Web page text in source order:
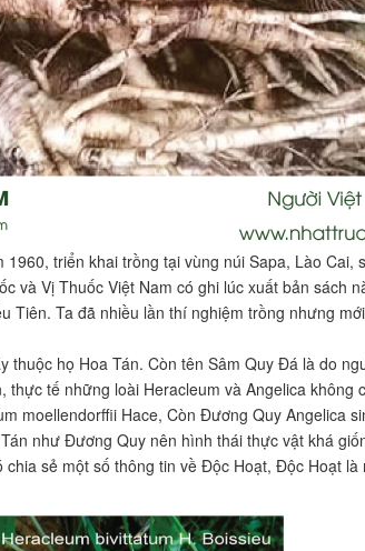
triển khai trồng tại vùng núi Sapa, Lào Cai,
và Vị Thuốc Việt Nam có ghi lúc xuất bản sách
Tiên. Ta đã nhiều lần thí nghiệm trồng nhưng
thuộc họ Hoa Tán. Còn tên Sâm Quy Đá là do
tế những loài Heracleum và Angelica không
moellendorffii Hace, Còn Đương Quy Angelica
như Đương Quy nên hình thái thực vật khá
sẻ một số thông tin về Độc Hoạt, Độc Hoạt là